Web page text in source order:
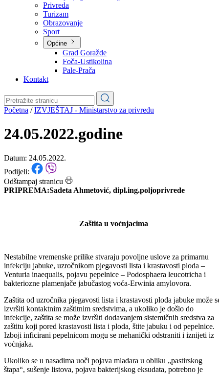
O kantonu
Simboli kantona (Grb, zastava)
Historija (digitalni muzej)
Privreda
Turizam
Obrazovanje
Općine
Pale-Prača
Kontakt
Početna/IZVJEŠTAJ - Ministarstvo za privredu
24.05.2022.godine
Datum: 24.05.2022.
Nestabilne vremenske prilike stvaraju povoljne uslove za primarnu
Venturia inaequalis, pojavu pepelnice – Podosphaera leucotricha i
bakteriozne plamenjače jabučastog voća-Erwinia amylovora.
Zaštita od uzročnika pjegavosti lista i krastavosti ploda jabuke može
izvršiti kontaktnim zaštitnim sredstvima, a ukoliko je došlo do
infekcije, zaštita se može izvršiti dodavanjem sistemičnih sredstva za
Izboji inficirani pepelnicom mogu se mehanički odstraniti i iznijeti iz
voćnjaka.